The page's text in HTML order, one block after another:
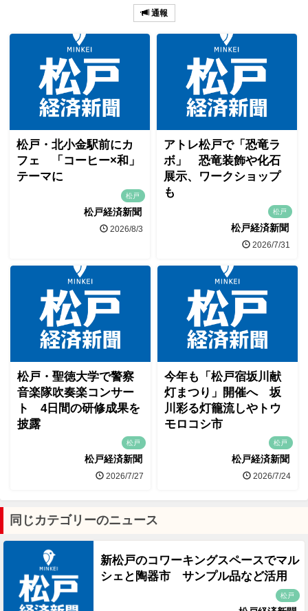
通報
松戸・北小金駅前にカ
フェ 「コーヒー×和」
テーマに
松戸
松戸経済新聞
2026/8/3
アトレ松戸で「恐竜ラ
ボ」 恐竜装飾や化石
展示、ワークショップ
も
松戸
松戸経済新聞
2026/7/31
松戸・聖徳大学で警察
音楽隊吹奏楽コンサー
ト 4日間の研修成果を
披露
松戸
松戸経済新聞
2026/7/27
今年も「松戸宿坂川献
灯まつり」開催へ 坂
川彩る灯籠流しやトウ
モロコシ市
松戸
松戸経済新聞
2026/7/24
同じカテゴリーのニュース
新松戸のコワーキングスペースでマル
シェと陶器市 サンプル品など活用
松戸